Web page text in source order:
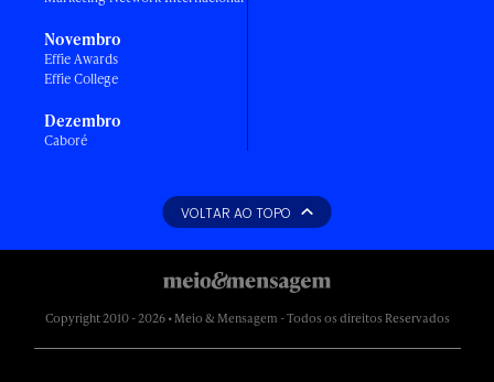
Novembro
Effie Awards
Effie College
Dezembro
Caboré
VOLTAR AO TOPO
Copyright 2010 - 2026 • Meio & Mensagem - Todos os direitos Reservados